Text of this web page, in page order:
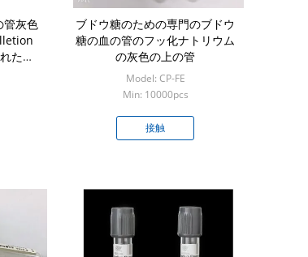
管灰色
た管
ブドウ糖のための専門のブドウ
糖の血の管のフッ化ナトリウム
の灰色の上の管
Model: CP-FE
Min: 10000pcs
接触